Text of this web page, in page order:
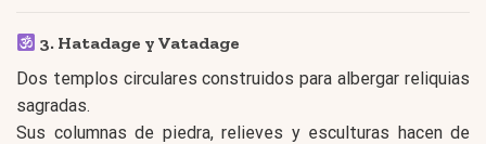
3. Hatadage y Vatadage
Dos templos circulares construidos para albergar reliquias
sagradas.
Sus columnas de piedra, relieves y esculturas hacen de